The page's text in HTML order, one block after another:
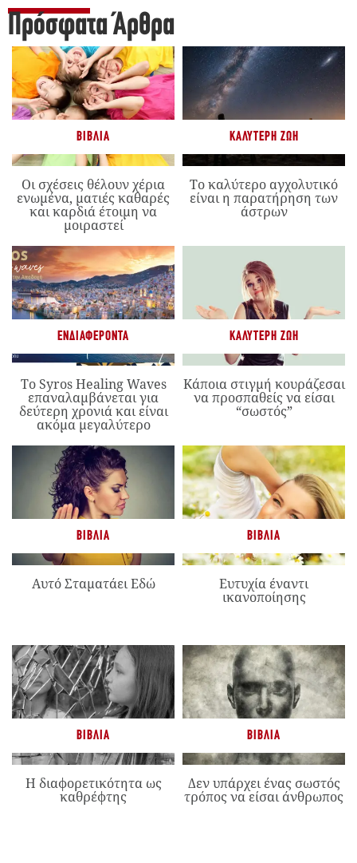
Πρόσφατα Άρθρα
ΒΙΒΛΊΑ
Οι σχέσεις θέλουν χέρια
ενωμένα, ματιές καθαρές
και καρδιά έτοιμη να
μοιραστεί
ΚΑΛΎΤΕΡΗ ΖΩΉ
Το καλύτερο αγχολυτικό
είναι η παρατήρηση των
άστρων
ΕΝΔΙΑΦΈΡΟΝΤΑ
Το Syros Healing Waves
επαναλαμβάνεται για
δεύτερη χρονιά και είναι
ακόμα μεγαλύτερο
ΚΑΛΎΤΕΡΗ ΖΩΉ
Κάποια στιγμή κουράζεσαι
να προσπαθείς να είσαι
“σωστός”
ΒΙΒΛΊΑ
Αυτό Σταματάει Εδώ
ΒΙΒΛΊΑ
Ευτυχία έναντι
ικανοποίησης
ΒΙΒΛΊΑ
Η διαφορετικότητα ως
καθρέφτης
ΒΙΒΛΊΑ
Δεν υπάρχει ένας σωστός
τρόπος να είσαι άνθρωπος